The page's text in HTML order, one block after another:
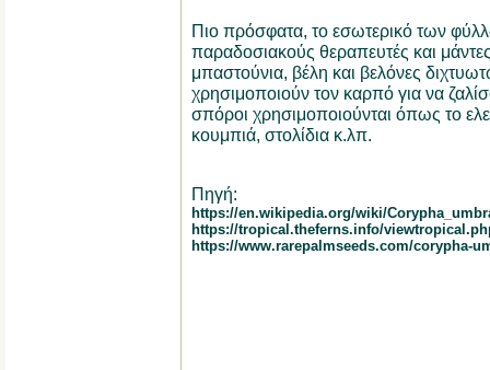
Πιο πρόσφατα, το εσωτερικό των
παραδοσιακούς θεραπευτές και
μπαστούνια, βέλη και βελόνες
χρησιμοποιούν τον καρπό για να
σπόροι χρησιμοποιούνται όπως το
κουμπιά, στολίδια κ.λπ.
Πηγή:
https://en.wikipedia.org/wiki/
https://tropical.theferns.info/
https://www.rarepalmseeds.com/corypha-